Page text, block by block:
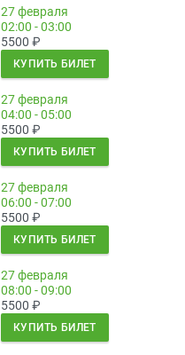
27 февраля
02:00 - 03:00
5500 ₽
КУПИТЬ БИЛЕТ
27 февраля
04:00 - 05:00
5500 ₽
КУПИТЬ БИЛЕТ
27 февраля
06:00 - 07:00
5500 ₽
КУПИТЬ БИЛЕТ
27 февраля
08:00 - 09:00
5500 ₽
КУПИТЬ БИЛЕТ